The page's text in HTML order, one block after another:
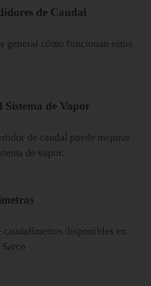
de Caudal
general cómo funcionan estos
Sistema de Vapor
de caudal puede mejorar
de vapor.
disponibles en